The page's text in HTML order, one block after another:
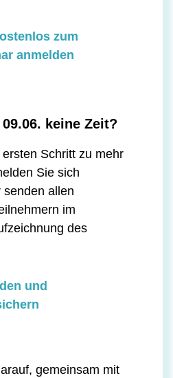
zum
anmelden
keine Zeit?
Schritt zu mehr
Sie sich
allen
im
des
und
gemeinsam mit